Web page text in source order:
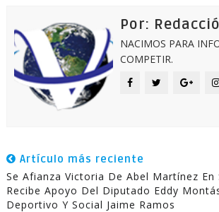
Por:
NACIMOS PARA
COMPETIR.
Artículo más reciente
Se Afianza Victoria De Abel Martínez En
Recibe Apoyo Del Diputado Eddy
Deportivo Y Social Jaime Ramos